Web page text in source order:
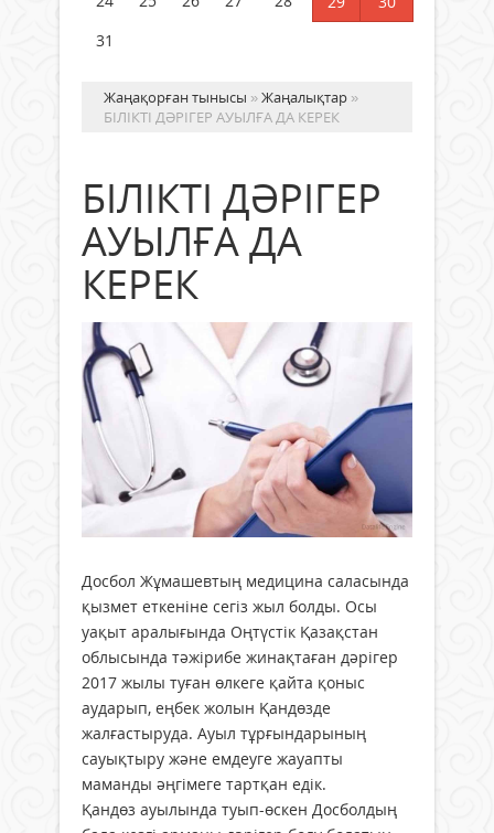
31
Жаңақорған тынысы »Жаңалықтар »
БІЛІКТІ ДӘРІГЕР АУЫЛҒА ДА КЕРЕК
БІЛІКТІ ДӘРІГЕР
АУЫЛҒА ДА
КЕРЕК
Досбол Жұмашевтың медицина саласында
қызмет еткеніне сегіз жыл болды. Осы
уақыт аралығында Оңтүстік Қазақстан
облысында тәжірибе жинақтаған дәрігер
2017 жылы туған өлкеге қайта қоныс
аударып, еңбек жолын Қандөзде
жалғастыруда. Ауыл тұрғындарының
сауықтыру және емдеуге жауапты
маманды әңгімеге тартқан едік.
Қандөз ауылында туып-өскен Досболдың